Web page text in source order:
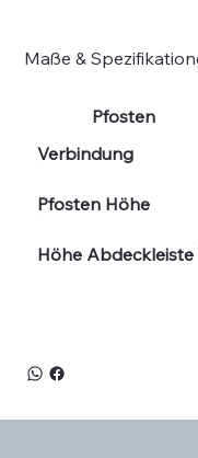
Maße &
Pfosten
Verbindung
Pfosten Höhe
Höhe Abdeckleiste